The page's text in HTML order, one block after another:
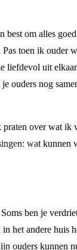
om alles
toen ik ouder
liefdevol uit
ouders nog
over wat ik
wat kunnen
ben je
het andere huis
ouders kunnen